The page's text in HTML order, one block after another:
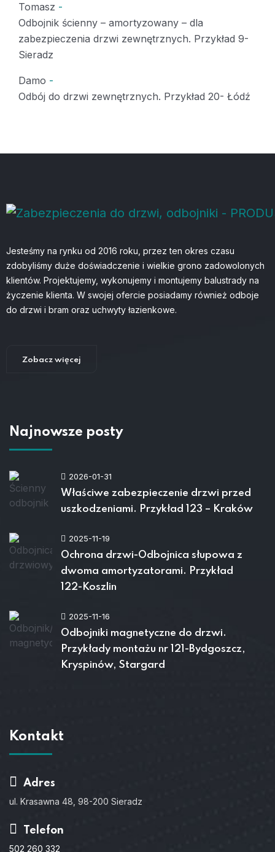
Tomasz -
Odbojnik ścienny – amortyzowany – dla
zabezpieczenia drzwi zewnętrznych. Przykład 9-
Sieradz
Damo -
Odbój do drzwi zewnętrznych. Przykład 20- Łódź
Jesteśmy na rynku od 2016 roku, przez ten okres czasu
zdobyliśmy duże doświadczenie i wielkie grono zadowolonych
klientów. Projektujemy, wykonujemy i montujemy balustrady na
życzenie klienta. W swojej ofercie posiadamy również odboje
do drzwi i bram oraz uchwyty łazienkowe.
Zobacz więcej
Najnowsze posty
2026-01-31
Właściwe zabezpieczenie drzwi przed
uszkodzeniami. Przykład 123 – Kraków
2025-11-19
Ochrona drzwi-Odbojnica słupowa z
dwoma amortyzatorami. Przykład
122-Koszlin
2025-11-16
Odbojniki magnetyczne do drzwi.
Przykłady montażu nr 121-Bydgoszcz,
Kryspinów, Stargard
Kontakt
Adres
ul. Krasawna 48, 98-200 Sieradz
Telefon
502 260 332